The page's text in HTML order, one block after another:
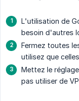
L'utilisation de
besoin d'autres
Fermez toutes
utilisez que
Mettez le
pas utiliser de